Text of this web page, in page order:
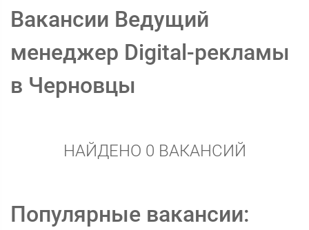
Вакансии Ведущий
менеджер Digital-рекламы
в Черновцы
НАЙДЕНО 0 ВАКАНСИЙ
Популярные вакансии: